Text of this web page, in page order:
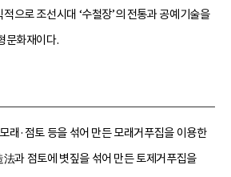
으로 조선시대 ‘수철장’의 전통과 공예기술을
문화재이다.
래·점토 등을 섞어 만든 모래거푸집을 이용한
과 점토에 볏짚을 섞어 만든 토제거푸집을